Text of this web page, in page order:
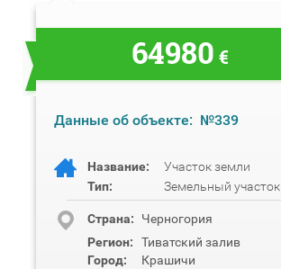
64980 €
Данные об объекте: №339
Название:
Участок земли
Тип:
Земельный участок
Cтрана:
Черногория
Регион:
Тиватский залив
Город:
Крашичи